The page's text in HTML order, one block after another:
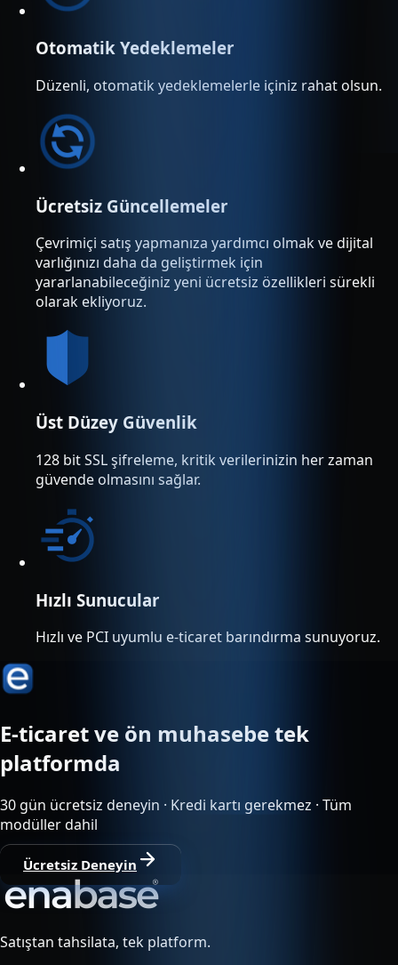
Otomatik Yedeklemeler
Düzenli, otomatik yedeklemelerle içiniz rahat olsun.
Ücretsiz Güncellemeler
Çevrimiçi satış yapmanıza yardımcı olmak ve dijital
varlığınızı daha da geliştirmek için
yararlanabileceğiniz yeni ücretsiz özellikleri sürekli
olarak ekliyoruz.
Üst Düzey Güvenlik
128 bit SSL şifreleme, kritik verilerinizin her zaman
güvende olmasını sağlar.
Hızlı Sunucular
Hızlı ve PCI uyumlu e-ticaret barındırma sunuyoruz.
E-ticaret ve ön muhasebe tek
platformda
30 gün ücretsiz deneyin · Kredi kartı gerekmez · Tüm
modüller dahil
Ücretsiz Deneyin
Satıştan tahsilata, tek platform.